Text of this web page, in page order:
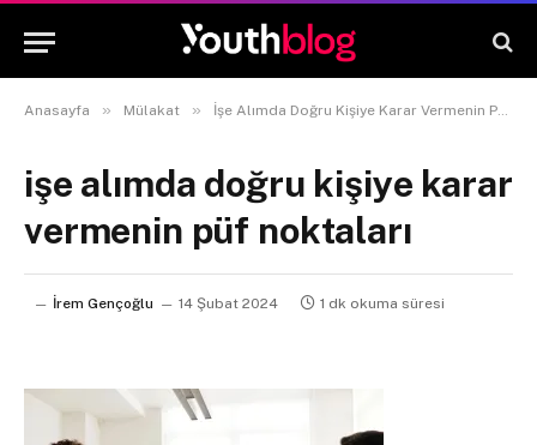
Anasayfa » Mülakat » İşe Alımda Doğru Kişiye Karar Vermenin Püf Noktaları
işe alımda doğru kişiye karar
vermenin püf noktaları
İrem Gençoğlu 14 Şubat 2024 1 dk okuma süresi